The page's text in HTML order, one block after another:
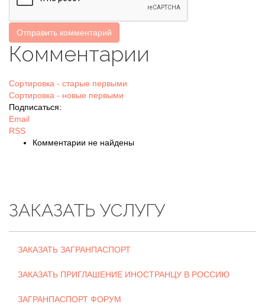
Отправить комментарий
Комментарии
Сортировка - старые первыми
Сортировка - новые первыми
Подписаться:
Email
RSS
Комментарии не найдены
ЗАКАЗАТЬ УСЛУГУ
ЗАКАЗАТЬ ЗАГРАНПАСПОРТ
ЗАКАЗАТЬ ПРИГЛАШЕНИЕ ИНОСТРАНЦУ В РОССИЮ
ЗАГРАНПАСПОРТ ФОРУМ